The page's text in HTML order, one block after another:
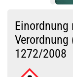
Elfbar
Du
Einordnung
Verordnung
1272/2008